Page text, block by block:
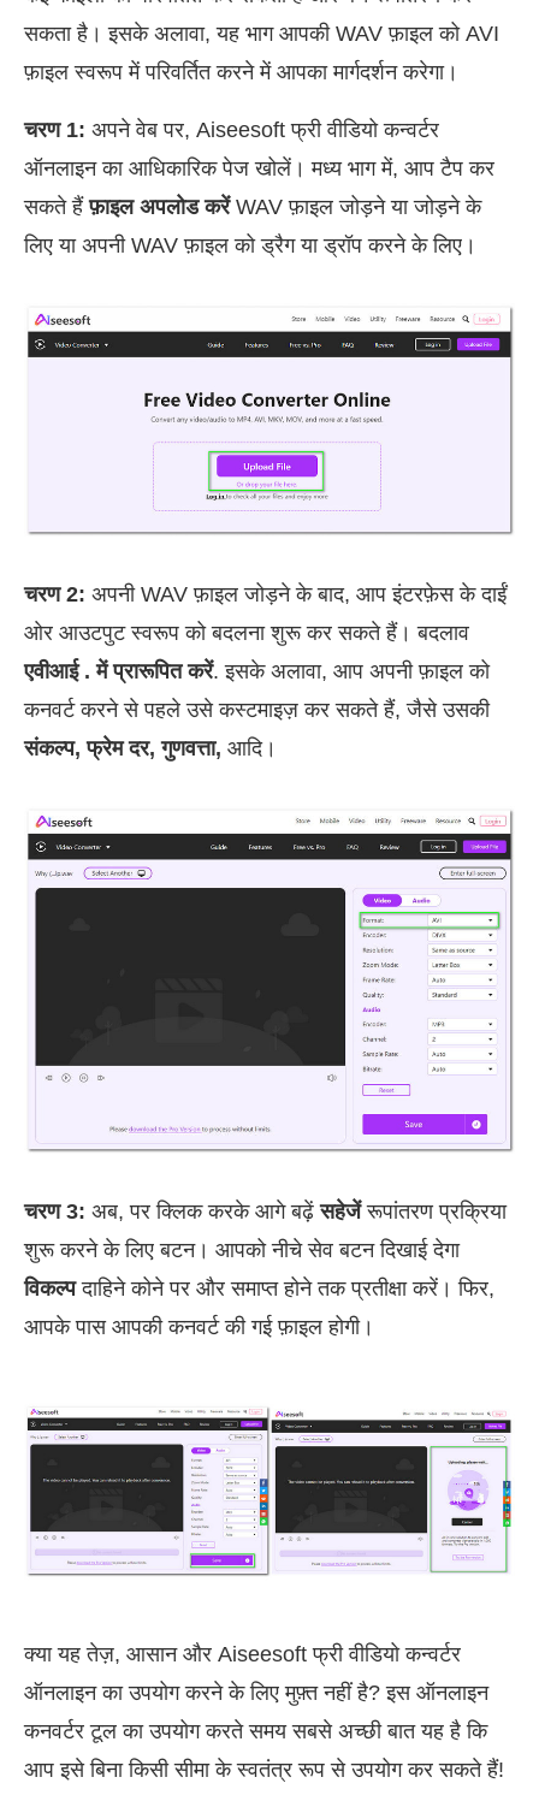
सकता है। इसके अलावा, यह भाग आपकी WAV फ़ाइल को AVI
फ़ाइल स्वरूप में परिवर्तित करने में आपका मार्गदर्शन करेगा।
चरण 1: अपने वेब पर, Aiseesoft फ्री वीडियो कन्वर्टर
ऑनलाइन का आधिकारिक पेज खोलें। मध्य भाग में, आप टैप कर
सकते हैंफ़ाइल अपलोड करेंWAV फ़ाइल जोड़ने या जोड़ने के
लिए या अपनी WAV फ़ाइल को ड्रैग या ड्रॉप करने के लिए।
चरण 2: अपनी WAV फ़ाइल जोड़ने के बाद, आप इंटरफ़ेस के दाईं
ओर आउटपुट स्वरूप को बदलना शुरू कर सकते हैं। बदलाव
एवीआई . में प्रारूपित करें. इसके अलावा, आप अपनी फ़ाइल को
कनवर्ट करने से पहले उसे कस्टमाइज़ कर सकते हैं, जैसे उसकी
संकल्प, फ्रेम दर, गुणवत्ता, आदि।
चरण 3: अब, पर क्लिक करके आगे बढ़ेंसहेजेंरूपांतरण प्रक्रिया
शुरू करने के लिए बटन। आपको नीचे सेव बटन दिखाई देगा
विकल्पदाहिने कोने पर और समाप्त होने तक प्रतीक्षा करें। फिर,
आपके पास आपकी कनवर्ट की गई फ़ाइल होगी।
क्या यह तेज़, आसान और Aiseesoft फ्री वीडियो कन्वर्टर
ऑनलाइन का उपयोग करने के लिए मुफ़्त नहीं है? इस ऑनलाइन
कनवर्टर टूल का उपयोग करते समय सबसे अच्छी बात यह है कि
आप इसे बिना किसी सीमा के स्वतंत्र रूप से उपयोग कर सकते हैं!